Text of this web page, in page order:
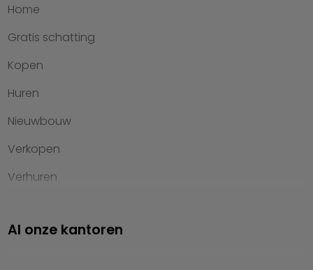
Home
Gratis schatting
Kopen
Huren
Nieuwbouw
Verkopen
Verhuren
Property management
Al onze kantoren